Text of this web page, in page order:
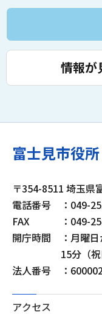
情報が
富士見市役所
〒354-
電話番号
：049-
FAX
：049-
開庁時間
：月曜
15分（
法人番号
：
アクセス